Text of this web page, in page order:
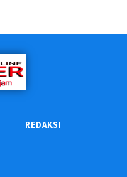
REDAKSI